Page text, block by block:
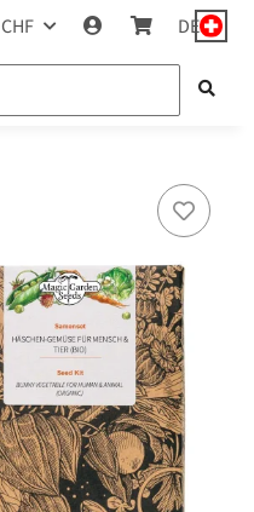
CHF DE